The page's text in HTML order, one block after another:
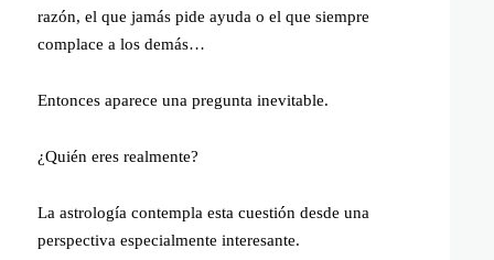
razón, el que jamás pide ayuda o el que siempre
complace a los demás…
Entonces aparece una pregunta inevitable.
¿Quién eres realmente?
La astrología contempla esta cuestión desde una
perspectiva especialmente interesante.